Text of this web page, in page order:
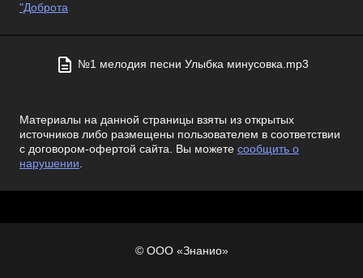
"Доброта
№1 мелодия песни Улыбка минусовка.mp3
Материалы на данной страницы взяты из открытых
источников либо размещены пользователем в соответствии
с договором-офертой сайта. Вы можете сообщить о
нарушении.
© ООО «Знанио»